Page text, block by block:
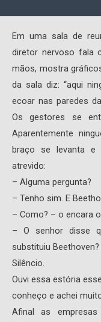
Em uma sala de
diretor nervoso fala
mãos, mostra
da sala diz: “aqui
ecoar nas paredes
Os gestores se
Aparentemente
braço se levanta e
atrevido:
– Alguma pergunta?
– Tenho sim. E
– Como? – o encara
– O senhor disse
substituiu Beethoven?
Silêncio.
Ouvi essa estória
conheço e achei
Afinal as